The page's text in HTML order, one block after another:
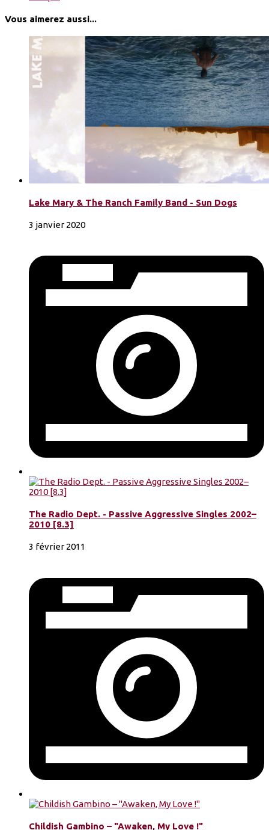
Vous aimerez aussi...
Lake Mary & The Ranch Family Band - Sun Dogs
3 janvier 2020
The Radio Dept. - Passive Aggressive Singles 2002–
2010 [8.3]
3 février 2011
Childish Gambino – "Awaken, My Love !"